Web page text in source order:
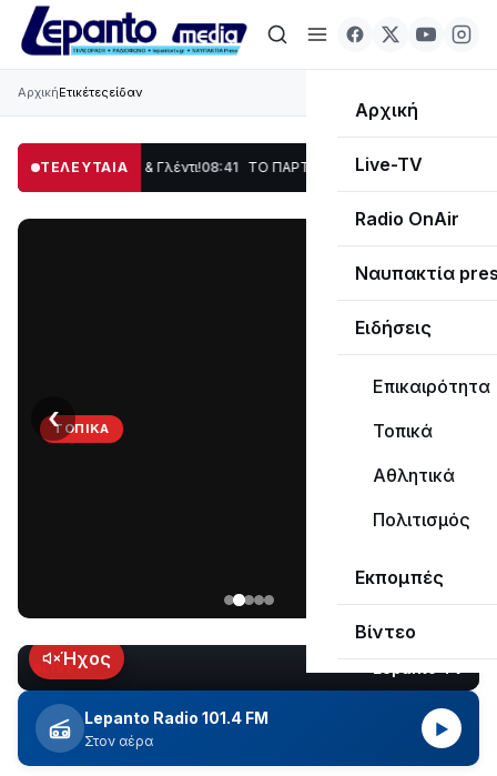
Αρχική
Live-TV
Radio OnAir
Ναυπακτία
Ειδήσεις
Επικαιρότητα
Τοπικά
Αθλητικά
Πολιτισμός
Εκπομπές
Βίντεο
ΑρχικήΕτικέτεςείδαν
ΤΕΛΕΥΤΑΙΑ
Χορός & Γλέντι!08:41 ΤΟ ΠΑΡΤΥ ΣΥΝΕΧΙΖΕΤΑΙ… 19:47 Στο σκοτάδι
ΤΟΠΙΚΆ
Κωτσανά
για
τα
μεγάλα
έργα
‹
LIVEΉχος
Lepanto Radio 101.4 FM
Στον αέρα
▶